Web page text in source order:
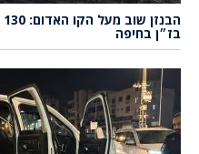
בז״ן בחיפה